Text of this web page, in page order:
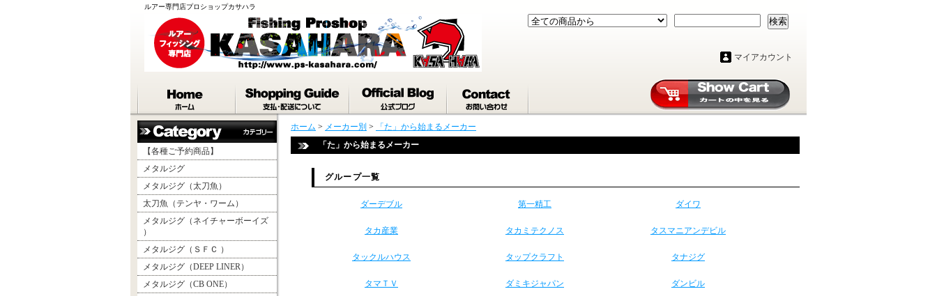
ルアー専門店プロショップカサハラ
検索
マイアカウント
【各種ご予約商品】
メタルジグ
メタルジグ（太刀魚）
太刀魚（テンヤ・ワーム）
メタルジグ（ネイチャーボーイズ
）
メタルジグ（ＳＦＣ ）
メタルジグ（DEEP LINER）
メタルジグ（CB ONE）
ホーム > メーカー別 >
「た」から始まるメーカー
「た」から始まるメーカー
グループ一覧
ダーデブル 第一精工 ダイワ
タカ産業 タカミテクノス タスマニアンデビル
タックルハウス タップクラフト タナジグ
タマＴＶ ダミキジャパン ダンビル